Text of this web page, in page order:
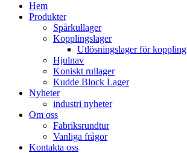
Hem
Produkter
Spårkullager
Kopplingslager
Utlösningslager för koppling
Hjulnav
Koniskt rullager
Kudde Block Lager
Nyheter
industri nyheter
Om oss
Fabriksrundtur
Vanliga frågor
Kontakta oss